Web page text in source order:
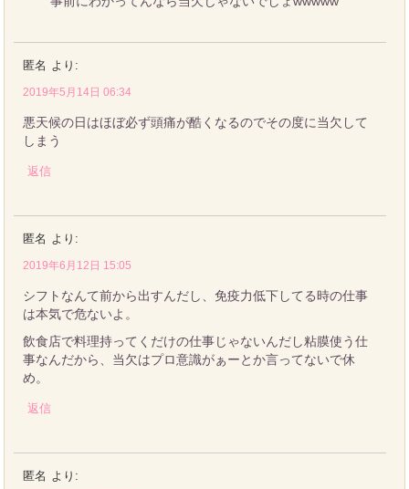
匿名 より:
2019年5月14日 06:34
悪天候の日はほぼ必ず頭痛が酷くなるのでその度に当欠して
しまう
返信
匿名 より:
2019年6月12日 15:05
シフトなんて前から出すんだし、免疫力低下してる時の仕事
は本気で危ないよ。
飲食店で料理持ってくだけの仕事じゃないんだし粘膜使う仕
事なんだから、当欠はプロ意識がぁーとか言ってないで休
め。
返信
匿名 より: